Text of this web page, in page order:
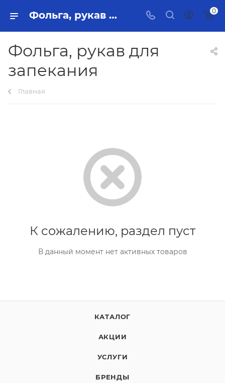
Фольга, рукав для запекания Тольятти - купить в интернет-магазине, каталог с ценами и характеристиками 0
Фольга, рукав для
запекания
Главная
К сожалению, раздел пуст
В данный момент нет активных товаров
КАТАЛОГ
АКЦИИ
УСЛУГИ
БРЕНДЫ